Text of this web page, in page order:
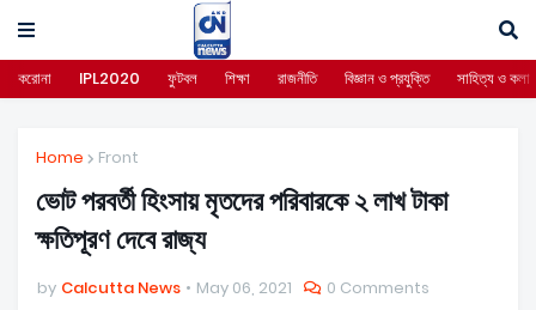
করোনা IPL2020 ফুটবল শিক্ষা রাজনীতি বিজ্ঞান ও প্রযুক্তি সাহিত্য ও কলা
Home Front
ভোট পরবর্তী হিংসায় মৃতদের পরিবারকে ২ লাখ টাকা
ক্ষতিপূরণ দেবে রাজ্য
by Calcutta News May 06, 2021 0 Comments